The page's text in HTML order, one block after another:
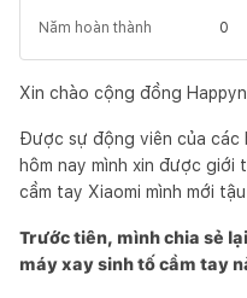
Năm hoàn thành 0
Xin chào cộng đồng
Được sự động viên của các
hôm nay mình xin được giới
cầm tay Xiaomi mình mới
Trước tiên, mình chia sẻ
máy xay sinh tố cầm tay